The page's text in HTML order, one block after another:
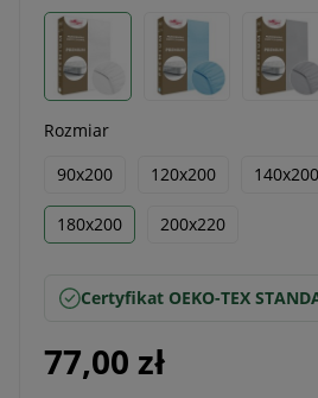
Rozmiar
90x200
120x200 140x200
180x200 200x220
Certyfikat OEKO-TEX
77,00 zł